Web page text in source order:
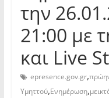
την
21:00 με
και Live
epresence.gov.gr,
Υμηττού,Ενημέρωση,